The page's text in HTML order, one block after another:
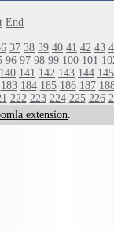
End
37 38 39 40 41 42 43
96 97 98 99 100 101
140 141 142 143 144 145
183 184 185 186 187
222 223 224 225 226
extension